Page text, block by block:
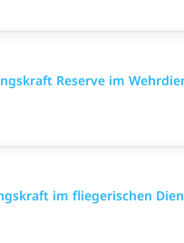
Reserve im
im fliegerischen